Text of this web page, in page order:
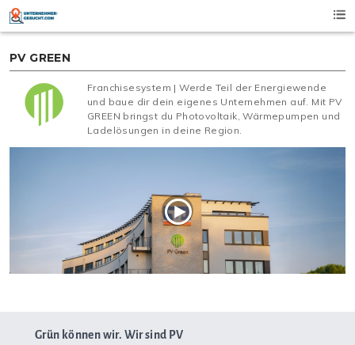
Skip
content
PV GREEN
Franchisesystem | Werde Teil der Energiewende
und baue dir dein eigenes Unternehmen auf. Mit PV
GREEN bringst du Photovoltaik, Wärmepumpen und
Ladelösungen in deine Region.